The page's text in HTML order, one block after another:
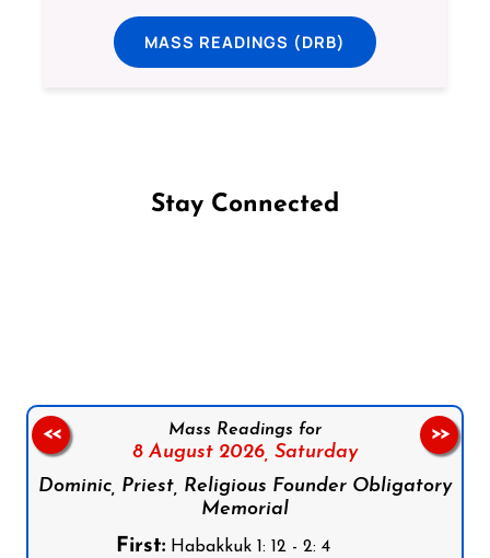
MASS READINGS (DRB)
Stay Connected
Mass Readings for
8 August 2026, Saturday
Dominic, Priest, Religious Founder Obligatory
Memorial
First:Habakkuk 1: 12 - 2: 4
<< >>